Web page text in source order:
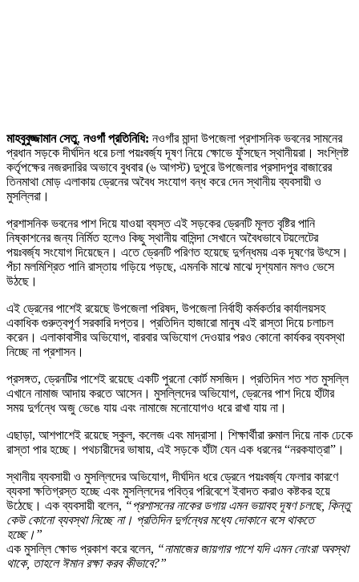
মাহবুবুজ্জামান সেতু, নওগাঁ প্রতিনিধি: নওগাঁর মান্দা উপজেলা প্রশাসনিক ভবনের সামনের
প্রধান সড়কে দীর্ঘদিন ধরে চলা পয়ঃবর্জ্য দূষণ নিয়ে ক্ষোভে ফুঁসছেন স্থানীয়রা। সংশ্লিষ্ট
কর্তৃপক্ষের নজরদারির অভাবে বুধবার (৬ আগস্ট) দুপুরে উপজেলার প্রসাদপুর বাজারের
তিনমাথা মোড় এলাকায় ড্রেনের অবৈধ সংযোগ বন্ধ করে দেন স্থানীয় ব্যবসায়ী ও
মুসল্লিরা।
প্রশাসনিক ভবনের পাশ দিয়ে যাওয়া ব্যস্ত এই সড়কের ড্রেনটি মূলত বৃষ্টির পানি
নিষ্কাশনের জন্য নির্মিত হলেও কিছু স্থানীয় বাসিন্দা সেখানে অবৈধভাবে টয়লেটের
পয়ঃবর্জ্য সংযোগ দিয়েছেন। এতে ড্রেনটি পরিণত হয়েছে দুর্গন্ধময় এক দূষণের উৎসে।
পঁচা মলমিশ্রিত পানি রাস্তায় গড়িয়ে পড়ছে, এমনকি মাঝে মাঝে দৃশ্যমান মলও ভেসে
উঠছে।
এই ড্রেনের পাশেই রয়েছে উপজেলা পরিষদ, উপজেলা নির্বাহী কর্মকর্তার কার্যালয়সহ
একাধিক গুরুত্বপূর্ণ সরকারি দপ্তর। প্রতিদিন হাজারো মানুষ এই রাস্তা দিয়ে চলাচল
করেন। এলাকাবাসীর অভিযোগ, বারবার অভিযোগ দেওয়ার পরও কোনো কার্যকর ব্যবস্থা
নিচ্ছে না প্রশাসন।
প্রসঙ্গত, ড্রেনটির পাশেই রয়েছে একটি পুরনো কোর্ট মসজিদ। প্রতিদিন শত শত মুসল্লি
এখানে নামাজ আদায় করতে আসেন। মুসল্লিদের অভিযোগ, ড্রেনের পাশ দিয়ে হাঁটার
সময় দুর্গন্ধে অজু ভেঙে যায় এবং নামাজে মনোযোগও ধরে রাখা যায় না।
এছাড়া, আশপাশেই রয়েছে স্কুল, কলেজ এবং মাদ্রাসা। শিক্ষার্থীরা রুমাল দিয়ে নাক ঢেকে
রাস্তা পার হচ্ছে। পথচারীদের ভাষায়, এই সড়কে হাঁটা যেন এক ধরনের “নরকযাত্রা”।
স্থানীয় ব্যবসায়ী ও মুসল্লিদের অভিযোগ, দীর্ঘদিন ধরে ড্রেনে পয়ঃবর্জ্য ফেলার কারণে
ব্যবসা ক্ষতিগ্রস্ত হচ্ছে এবং মুসল্লিদের পবিত্র পরিবেশে ইবাদত করাও কষ্টকর হয়ে
উঠেছে। এক ব্যবসায়ী বলেন, “প্রশাসনের নাকের ডগায় এমন ভয়াবহ দূষণ চলছে, কিন্তু
কেউ কোনো ব্যবস্থা নিচ্ছে না। প্রতিদিন দুর্গন্ধের মধ্যে দোকানে বসে থাকতে
হচ্ছে।”
এক মুসল্লি ক্ষোভ প্রকাশ করে বলেন, “নামাজের জায়গার পাশে যদি এমন নোংরা অবস্থা
থাকে, তাহলে ঈমান রক্ষা করব কীভাবে?”